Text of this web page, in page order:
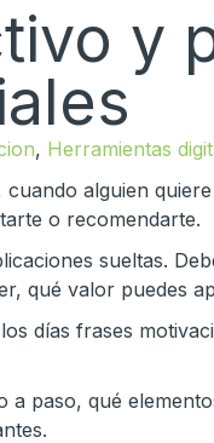
y
, Herramientas
alguien
o recomendarte.
sueltas.
qué valor puedes
días frases
paso, qué